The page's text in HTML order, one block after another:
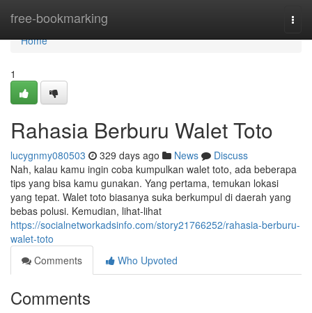
free-bookmarking
Home
Home
1
Rahasia Berburu Walet Toto
lucygnmy080503 329 days ago News
Discuss
Nah, kalau kamu ingin coba kumpulkan walet toto, ada beberapa
tips yang bisa kamu gunakan. Yang pertama, temukan lokasi
yang tepat. Walet toto biasanya suka berkumpul di daerah yang
bebas polusi. Kemudian, lihat-lihat
https://socialnetworkadsinfo.com/story21766252/rahasia-berburu-
walet-toto
Comments
Who Upvoted
Comments